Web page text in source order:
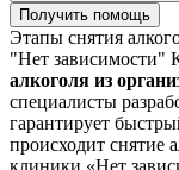
Получить помощь
Этапы снятия
"Нет зависимости"
алкоголя из
специалисты
гарантирует
происходит снятие
клиники «Нет